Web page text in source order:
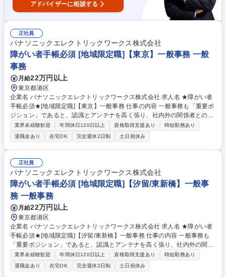
アドバイザーに相談する
正社員
パナソニックエレクトリックワークス株式会社
障がい者手帳必須 [地域限定職]【東京】一般事務 一般
事務
月給22万円以上
東京都港区
企業名 パナソニックエレクトリックワークス株式会社 求人名 ★障がい者
手帳必須★[地域限定職]【東京】一般事務 仕事の内容 一般事務も「重要ポ
ジション」であると、認識とアンテナを高く張り、社内外の関係者とのコ
ミュニケーションを密に取って各種業務推進いただきます。 【具体的な仕
事内容】 一般事務(庶務含む)全般をお任せします。 各種資料作成、各種会
議(WEB含む)の実施調整と当日設営および運営、備品発注、伝票処理、自
部門の予算管理、電話応対等、幅広い業務をご担当いただきます。 募集職
種 ★障がい者手帳必須★[地域限定職]【東京】一般事務
業界未経験歓迎 年間休日120日以上 資格取得支援あり
時短勤務あり
退職金あり
在宅OK 完全週休2日制 土日祝休み
正社員
パナソニックエレクトリックワークス株式会社
障がい者手帳必須 [地域限定職]【汐留/東新橋】一般事
務 一般事務
月給22万円以上
東京都港区
企業名 パナソニックエレクトリックワークス株式会社 求人名 ★障がい者
手帳必須★[地域限定職]【汐留/東新橋】一般事務 仕事の内容 一般事務も
「重要ポジション」であると、認識とアンテナを高く張り、社内外の関係
者とのコミュニケーションを密に取って各種業務推進いただきます。 【具
体的な仕事内容】 直轄部門事務として専門性を活かした一般事務(庶務含
む)全般をお任せします。各種資料作成、各種会議(WEB含む)の実施調整と
業界未経験歓迎 年間休日120日以上 資格取得支援あり
時短勤務あり
退職金あり
在宅OK 完全週休2日制 土日祝休み